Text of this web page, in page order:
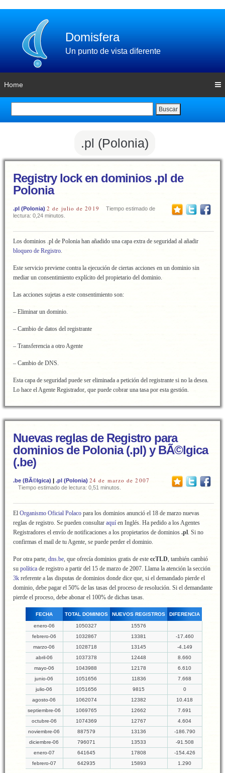
Domisfera
Un punto de vista diferente
Home
Buscar
.pl (Polonia)
Registry lock en dominios .pl de
Polonia
.pl (Polonia) 2 de julio de 2019
Tiempo estimado de
lectura: 0,24 minutos.
Los dominios .pl de Polonia han añadido una capa extra de seguridad al añadir
bloqueo de Registro.
Este servicio previene contra la ejecución de ciertas acciones en un dominio sin
mediar un consentimiento explícito del propietario del dominio.
Las acciones sujetas a este consentimiento son:
– Eliminar un dominio.
– Cambio de datos del registrante
– Transferencia a otro Agente
– Cambio de DNS.
Esta capa de seguridad puede ser eliminada a petición del registrante si no la desea.
Lo hace el Agente Registrador, que puede cobrar una tasa por esta gestión.
Nuevas reglas de Registro para
dominios de Polonia (.pl) y BÃ©lgica
(.be)
.be (BÃ©lgica) | .pl (Polonia) 24 de marzo de 2007
Tiempo estimado de lectura: 0,51 minutos.
El Organismo Oficial Polaco para los dominios anunció el 18 de marzo nuevas
reglas de registro. Se pueden consultar aquí en Inglés. Ha pedido a los Agentes
Registradores el envío de notificaciones a los propietarios de dominios .pl. Si no
confirmas el mail de tu Agente, se puede perder el dominio.
Por otra parte, dns.be, que ofrecía dominios gratis de este ccTLD, también cambió
su política de registro a partir del 15 de marzo de 2007. Llama la atención la sección
3k referente a las disputas de dominios donde dice que, si el demandado pierde el
dominio, debe pagar el 50% de las tasas del proceso de resolución. Si el demandante
pierde el proceso, debe abonar el 100% de dichas tasas.
FECHA TOTAL DOMINIOS NUEVOS REGISTROS DIFERENCIA
enero-06 1050327
15576
febrero-06
1032867 13381
-17.460
marzo-06
1028718 13145
-4.149
abril-06
1037378 12448
8.660
mayo-06
1043988 12178
6.610
junio-06
1051656 11836
7.668
julio-06
1051656 9815
0
agosto-06
1062074 12382
10.418
septiembre-06
1069765 12662
7.691
octubre-06
1074369 12767
4.604
noviembre-06
887579 13136
-186.790
diciembre-06
796071 13533
-91.508
enero-07
641645 17808
-154.426
febrero-07
642935 15893 1.290